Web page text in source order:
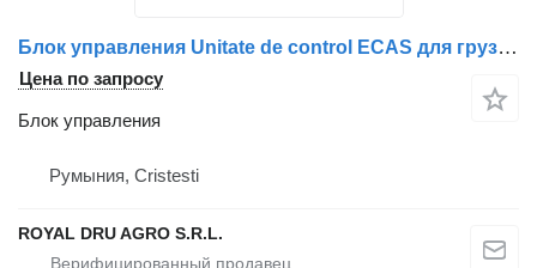
Блок управления Unitate de control ECAS для грузовика Mercedes-Benz cu coduri A0004462817, A0004463217, A0004462917, A0004463117, 0004462817, 0004463217, 0004463117
Цена по запросу
Блок управления
Румыния, Cristesti
ROYAL DRU AGRO S.R.L.